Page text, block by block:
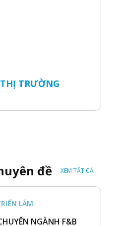
TRƯỜNG
đề XEM TẤT CẢ
LÃM
NGÀNH F&B